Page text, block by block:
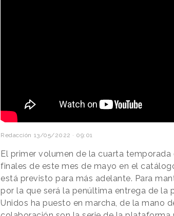
Redacción 13/05/2022 · 09:01
El primer volumen de la cuarta temporada
finales de este mes de mayo en el
está previsto para más adelante. Para
por la que será la penúltima entrega de la
Unidos ha puesto en marcha, de la mano